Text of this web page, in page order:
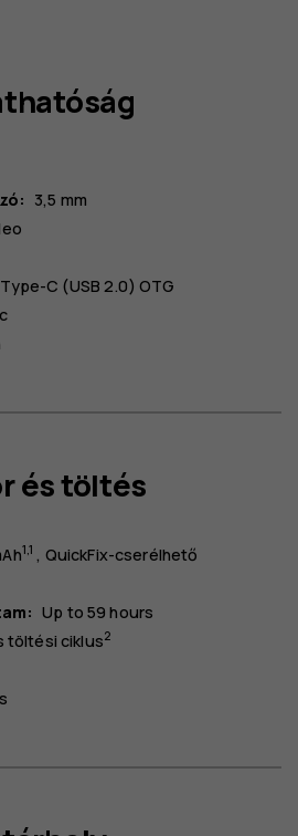
3,5 mm
C (USB 2.0) OTG
és töltés
1 ,1
QuickFix-cserélhető
Up to 59 hours
töltési ciklus2